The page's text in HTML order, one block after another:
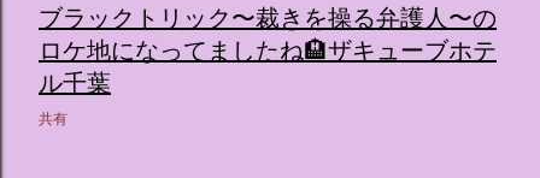
ブラックトリック〜裁きを操る弁護人〜の
ロケ地になってましたね🏨ザキューブホテ
ル千葉
共有